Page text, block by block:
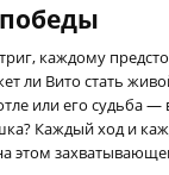
каждому
ли Вито стать
или его судьба —
Каждый ход и
этом